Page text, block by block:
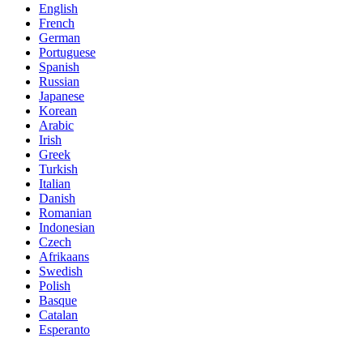
English
French
German
Portuguese
Spanish
Russian
Japanese
Korean
Arabic
Irish
Greek
Turkish
Italian
Danish
Romanian
Indonesian
Czech
Afrikaans
Swedish
Polish
Basque
Catalan
Esperanto